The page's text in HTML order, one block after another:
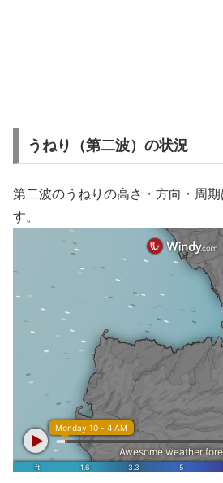
うねり（第二波）の状況
第二波のうねりの高さ・方向・周
す。